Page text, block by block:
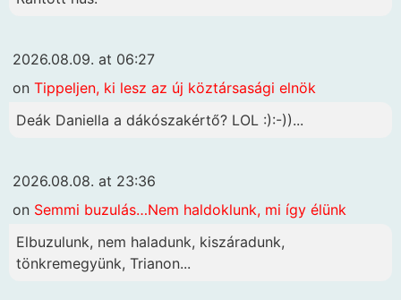
2026.08.09. at 06:27
on Tippeljen, ki lesz az új köztársasági elnök
Deák Daniella a dákószakértő? LOL :):-))...
2026.08.08. at 23:36
on Semmi buzulás…Nem haldoklunk, mi így élünk
Elbuzulunk, nem haladunk, kiszáradunk,
tönkremegyünk, Trianon...